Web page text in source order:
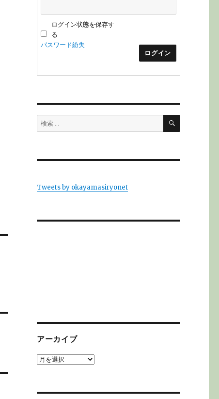
ログイン状態を保存す
る
ログイン
パスワード紛失
検
索:
検
Tweets by okayamasiryonet
アーカイブ
ア